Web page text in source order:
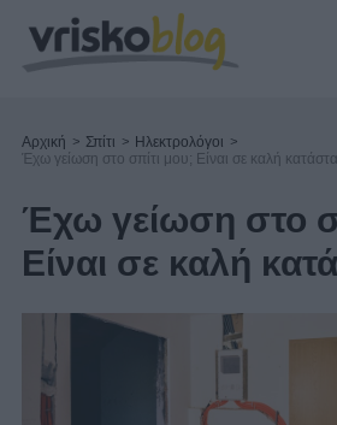
Αρχική > Σπίτι > Ηλεκτρολόγοι >
Έχω γείωση στο σπίτι μου; Είναι σε καλή
Έχω γείωση στο
Είναι σε καλή